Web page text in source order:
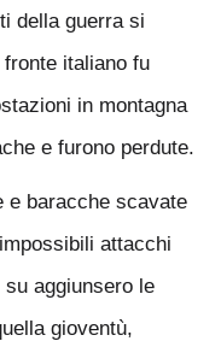
della guerra si
italiano fu
in montagna
e furono perdute.
e baracche scavate
attacchi
aggiunsero le
gioventù,